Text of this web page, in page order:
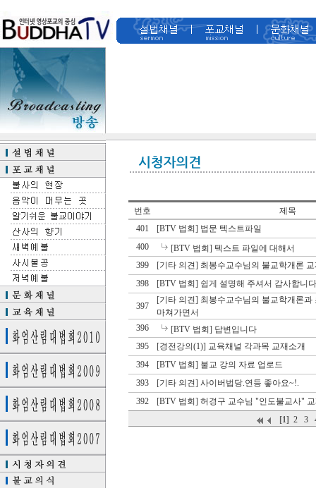
번호
제목
401
[BTV 법회] 법문 텍스트파일
400
[BTV 법회] 텍스트 파일에 대해서
399
[기타 의견] 최봉수교수님의 불교학개론
398
[BTV 법회] 쉽게 설명해 주셔서 감사합니
397
[기타 의견] 최봉수교수님의 불교학개론
마쳐가면서
396
[BTV 법회] 답변입니다
395
[경전강의(1)] 교육채널 각과목 교재소개
394
[BTV 법회] 불교 강의 자료 업로드
393
[기타 의견] 사이버법당.연등 좋아요~!.
392
[BTV 법회] 허경구 교수님 "인도불교사"
[1] 2 3